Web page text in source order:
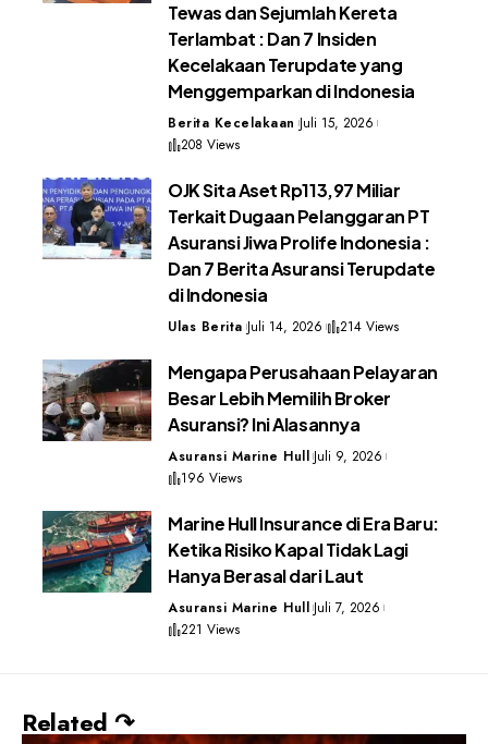
Tewas dan Sejumlah Kereta
Terlambat : Dan 7 Insiden
Kecelakaan Terupdate yang
Menggemparkan di Indonesia
Berita Kecelakaan Juli 15, 2026
208 Views
OJK Sita Aset Rp113,97 Miliar
Terkait Dugaan Pelanggaran PT
Asuransi Jiwa Prolife Indonesia :
Dan 7 Berita Asuransi Terupdate
di Indonesia
Ulas Berita Juli 14, 2026 214 Views
Mengapa Perusahaan Pelayaran
Besar Lebih Memilih Broker
Asuransi? Ini Alasannya
Asuransi Marine Hull Juli 9, 2026
196 Views
Marine Hull Insurance di Era Baru:
Ketika Risiko Kapal Tidak Lagi
Hanya Berasal dari Laut
Asuransi Marine Hull Juli 7, 2026
221 Views
Related ↷